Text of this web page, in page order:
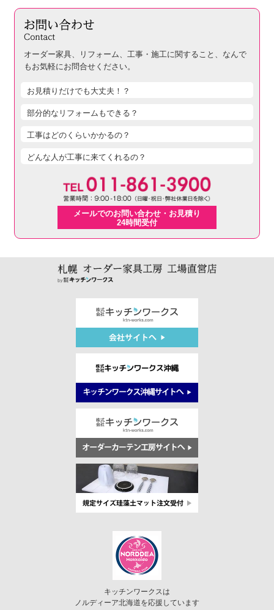
オーダー家具、リフォーム、工事・施工に関すること、 なんで
もお気軽にお問合せください。
お見積りだけでも大丈夫！？
部分的なリフォームもできる？
工事はどのくらいかかるの？
どんな人が工事に来てくれるの？
メールでのお問い合わせ・お見積り
24時間受付
キッチンワークスは
ノルディーア北海道を応援しています